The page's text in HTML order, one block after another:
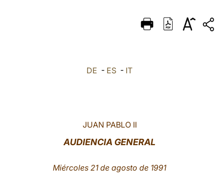
DEUTSCH
DE - ES - IT
JUAN PABLO II
AUDIENCIA GENERAL
Miércoles 21 de agosto de 1991